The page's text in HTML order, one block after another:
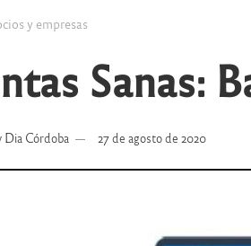
y empresas
Sanas:
Dia Córdoba 27 de agosto de 2020